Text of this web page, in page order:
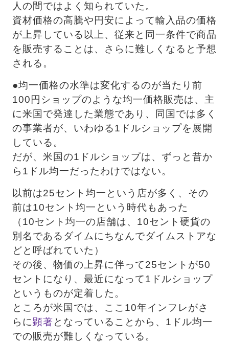
人の間ではよく知られていた。
資材価格の高騰や円安によって輸入品の価格
が上昇している以上、従来と同一条件で商品
を販売することは、さらに難しくなると予想
される。
●均一価格の水準は変化するのが当たり前
100円ショップのような均一価格販売は、主
に米国で発達した業態であり、同国では多く
の事業者が、いわゆる1ドルショップを展開
している。
だが、米国の1ドルショップは、ずっと昔か
ら1ドル均一だったわけではない。
以前は25セント均一という店が多く、その
前は10セント均一という時代もあった
（10セント均一の店舗は、10セント硬貨の
別名であるダイムにちなんでダイムストアな
どと呼ばれていた）
その後、物価の上昇に伴って25セントが50
セントになり、最近になって1ドルショップ
というものが定着した。
ところが米国では、ここ10年インフレがさ
らに顕著となっていることから、1ドル均一
での販売が難しくなっている。